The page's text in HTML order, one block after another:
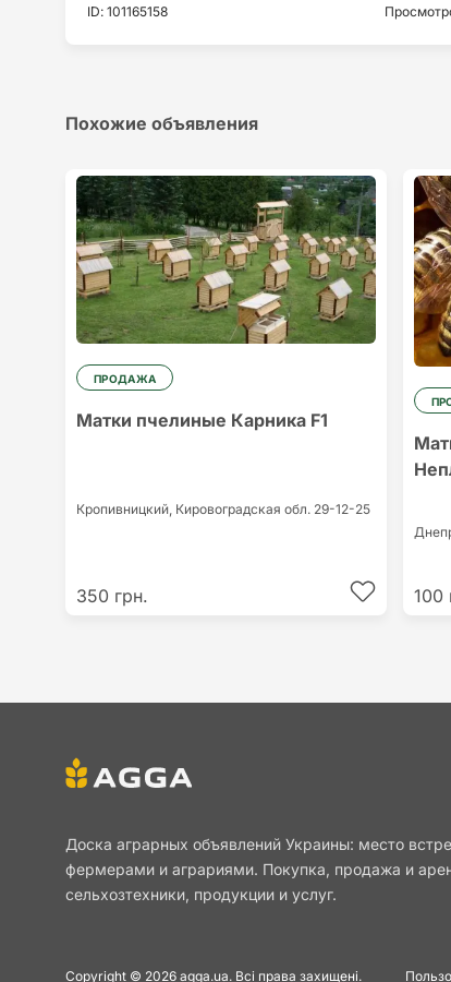
ID: 101165158
Похожие объявления
ПРОДАЖА
Матки пчелиные Карника F1
Кропивницкий, Кировоградская обл. 29-12-25
350 грн. 100
Доска аграрных объявлений Украины: место
фермерами и аграриями. Покупка, продажа и
сельхозтехники, продукции и услуг.
Copyright © 2026 agga.ua. Всі права захищені.